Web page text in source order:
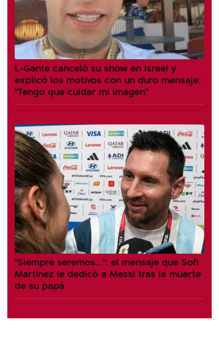
L-Gante canceló su show en Israel y
explicó los motivos con un duro mensaje:
"Tengo que cuidar mi imagen"
"Siempre seremos...": el mensaje que Sofi
Martínez le dedicó a Messi tras la muerte
de su papá